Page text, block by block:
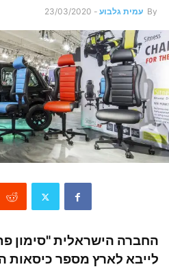
By עמית גלבוע -
23/03/2020
החברה הישראלית "סימון
לייבא לארץ מספר כיסאות